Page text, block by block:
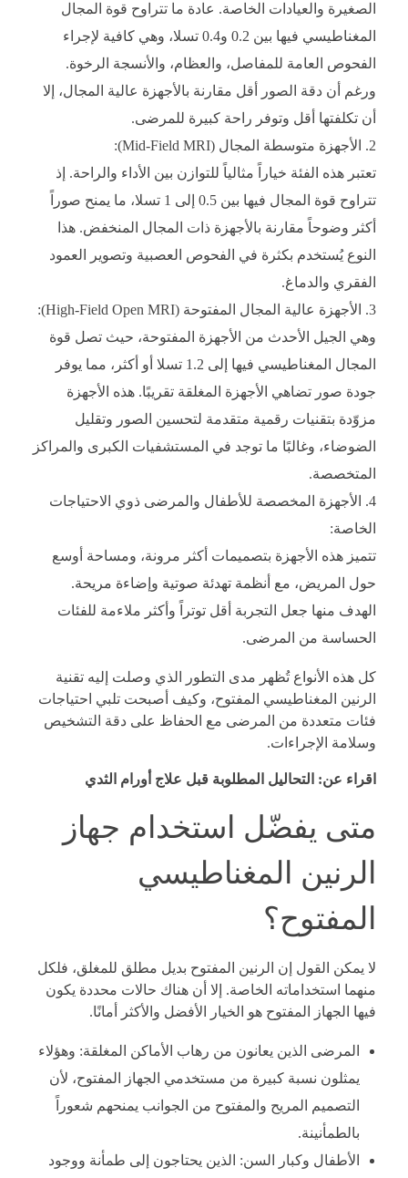
الصغيرة والعيادات الخاصة. عادة ما تتراوح قوة المجال
المغناطيسي فيها بين 0.2 و0.4 تسلا، وهي كافية لإجراء
الفحوص العامة للمفاصل، والعظام، والأنسجة الرخوة.
ورغم أن دقة الصور أقل مقارنة بالأجهزة عالية المجال، إلا
أن تكلفتها أقل وتوفر راحة كبيرة للمرضى.
الأجهزة متوسطة المجال (Mid-Field MRI):
تعتبر هذه الفئة خياراً مثالياً للتوازن بين الأداء والراحة. إذ
تتراوح قوة المجال فيها بين 0.5 إلى 1 تسلا، ما يمنح صوراً
أكثر وضوحاً مقارنة بالأجهزة ذات المجال المنخفض. هذا
النوع يُستخدم بكثرة في الفحوص العصبية وتصوير العمود
الفقري والدماغ.
الأجهزة عالية المجال المفتوحة (High-Field Open MRI):
وهي الجيل الأحدث من الأجهزة المفتوحة، حيث تصل قوة
المجال المغناطيسي فيها إلى 1.2 تسلا أو أكثر، مما يوفر
جودة صور تضاهي الأجهزة المغلقة تقريبًا. هذه الأجهزة
مزوّدة بتقنيات رقمية متقدمة لتحسين الصور وتقليل
الضوضاء، وغالبًا ما توجد في المستشفيات الكبرى والمراكز
المتخصصة.
الأجهزة المخصصة للأطفال والمرضى ذوي الاحتياجات
الخاصة:
تتميز هذه الأجهزة بتصميمات أكثر مرونة، ومساحة أوسع
حول المريض، مع أنظمة تهدئة صوتية وإضاءة مريحة.
الهدف منها جعل التجربة أقل توتراً وأكثر ملاءمة للفئات
الحساسة من المرضى.
كل هذه الأنواع تُظهر مدى التطور الذي وصلت إليه تقنية
الرنين المغناطيسي المفتوح، وكيف أصبحت تلبي احتياجات
فئات متعددة من المرضى مع الحفاظ على دقة التشخيص
وسلامة الإجراءات.
اقراء عن: التحاليل المطلوبة قبل علاج أورام الثدي
متى يفضّل استخدام جهاز
الرنين المغناطيسي
المفتوح؟
لا يمكن القول إن الرنين المفتوح بديل مطلق للمغلق، فلكل
منهما استخداماته الخاصة. إلا أن هناك حالات محددة يكون
فيها الجهاز المفتوح هو الخيار الأفضل والأكثر أمانًا.
المرضى الذين يعانون من رهاب الأماكن المغلقة: وهؤلاء
يمثلون نسبة كبيرة من مستخدمي الجهاز المفتوح، لأن
التصميم المريح والمفتوح من الجوانب يمنحهم شعوراً
بالطمأنينة.
الأطفال وكبار السن: الذين يحتاجون إلى طمأنة ووجود